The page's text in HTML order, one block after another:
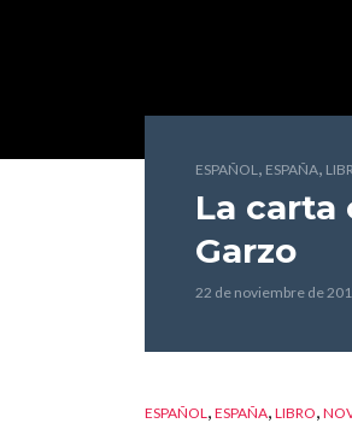
ESPAÑOL, ESPAÑA,
La carta
Garzo
22 de noviembre de
ESPAÑOL, ESPAÑA, LIBRO,